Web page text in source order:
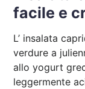
facile e
L’ insalata
verdure a
allo yogurt
leggermente